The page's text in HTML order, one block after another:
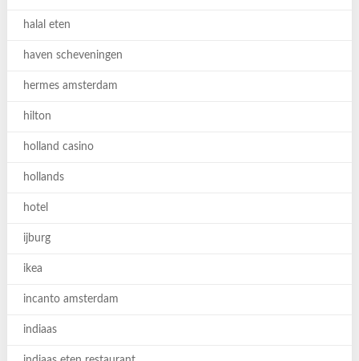
halal eten
haven scheveningen
hermes amsterdam
hilton
holland casino
hollands
hotel
ijburg
ikea
incanto amsterdam
indiaas